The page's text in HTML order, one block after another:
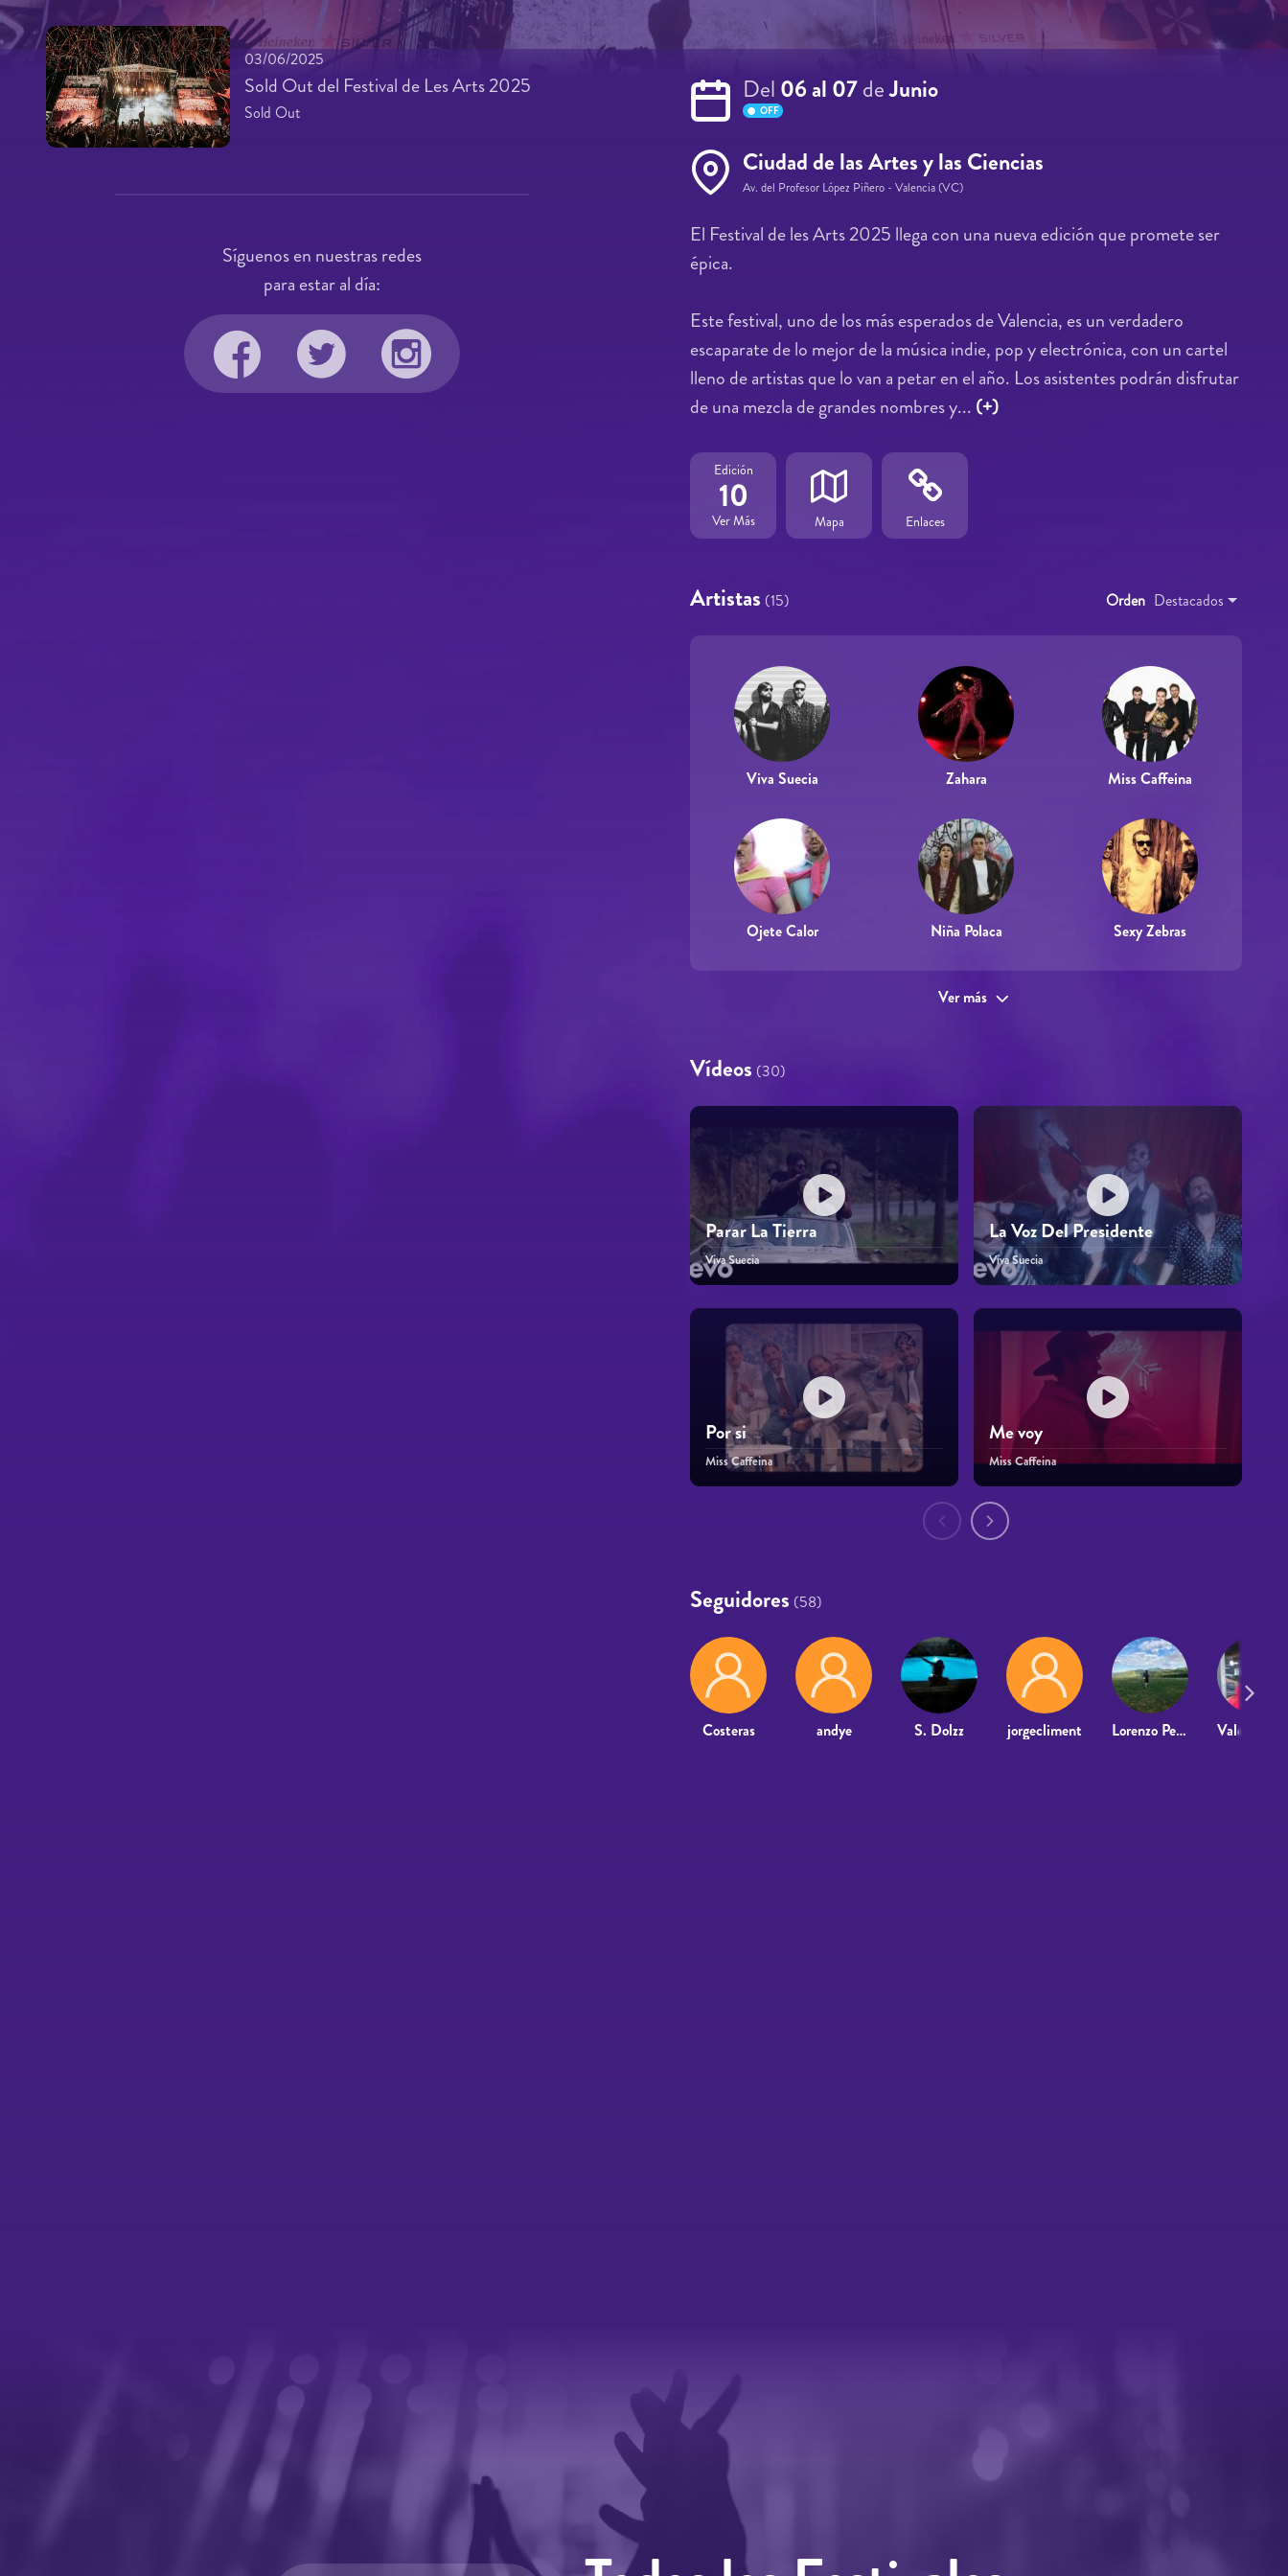
Del 06 al 07deJunio
OFF
Ciudad de las Artes y las Ciencias
Av. del Profesor López Piñero - Valencia (VC)
El Festival de les Arts 2025 llega con una nueva edición que promete ser
épica.
Este festival, uno de los más esperados de Valencia, es un verdadero
escaparate de lo mejor de la música indie, pop y electrónica, con un cartel
lleno de artistas que lo van a petar en el año. Los asistentes podrán disfrutar
de una mezcla de grandes nombres y... (+)
Edición
10
Ver Más Mapa Enlaces
Artistas (15) Orden Destacados
Viva Suecia Zahara Miss Caffeina
Ojete Calor Niña Polaca Sexy Zebras
Ver más
Vídeos (30)
Parar La Tierra
Viva Suecia
La Voz Del Presidente
Viva Suecia
Por si
Miss Caffeina
Me voy
Miss Caffeina
Seguidores (58)
Costeras andye S. Dolzz jorgecliment Lorenzo Perez
03/06/2025
Sold Out del Festival de Les Arts 2025
Sold Out
Síguenos en nuestras redes
para estar al día: